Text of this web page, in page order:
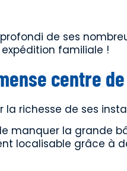
de ses
familiale !
centre
la richesse de ses
manquer la grande
localisable grâce à